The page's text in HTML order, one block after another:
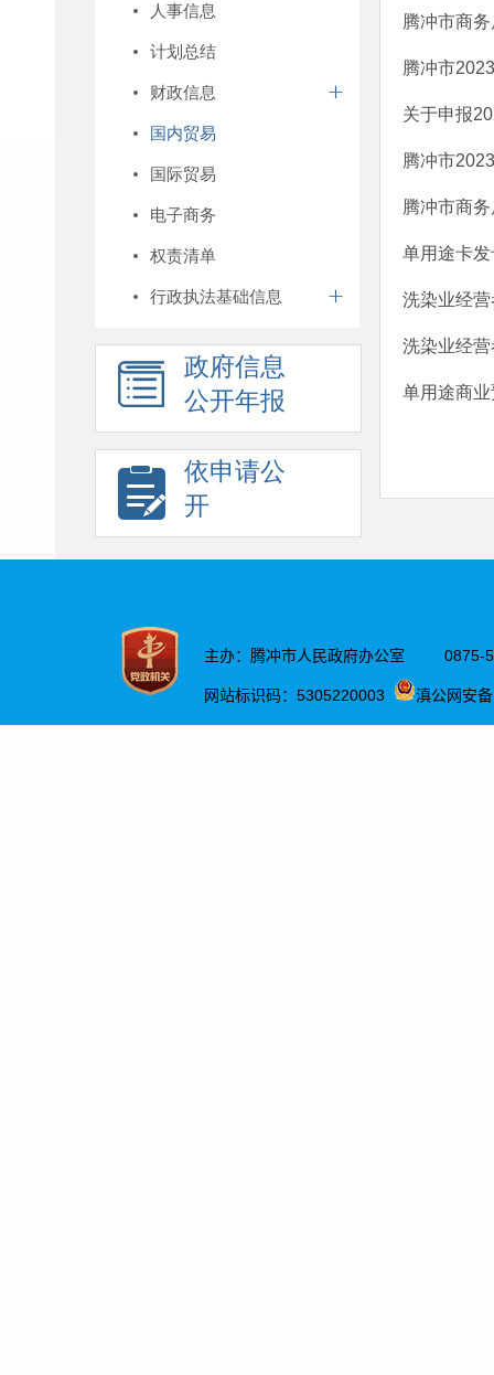
人事信息
计划总结
财政信息
国内贸易
国际贸易
电子商务
权责清单
行政执法基础信息
政府信息
公开年报
依申请公
开
腾冲市商
腾冲市
关于申报
腾冲市
腾冲市商
单用途卡
洗染业经
洗染业经
单用途商